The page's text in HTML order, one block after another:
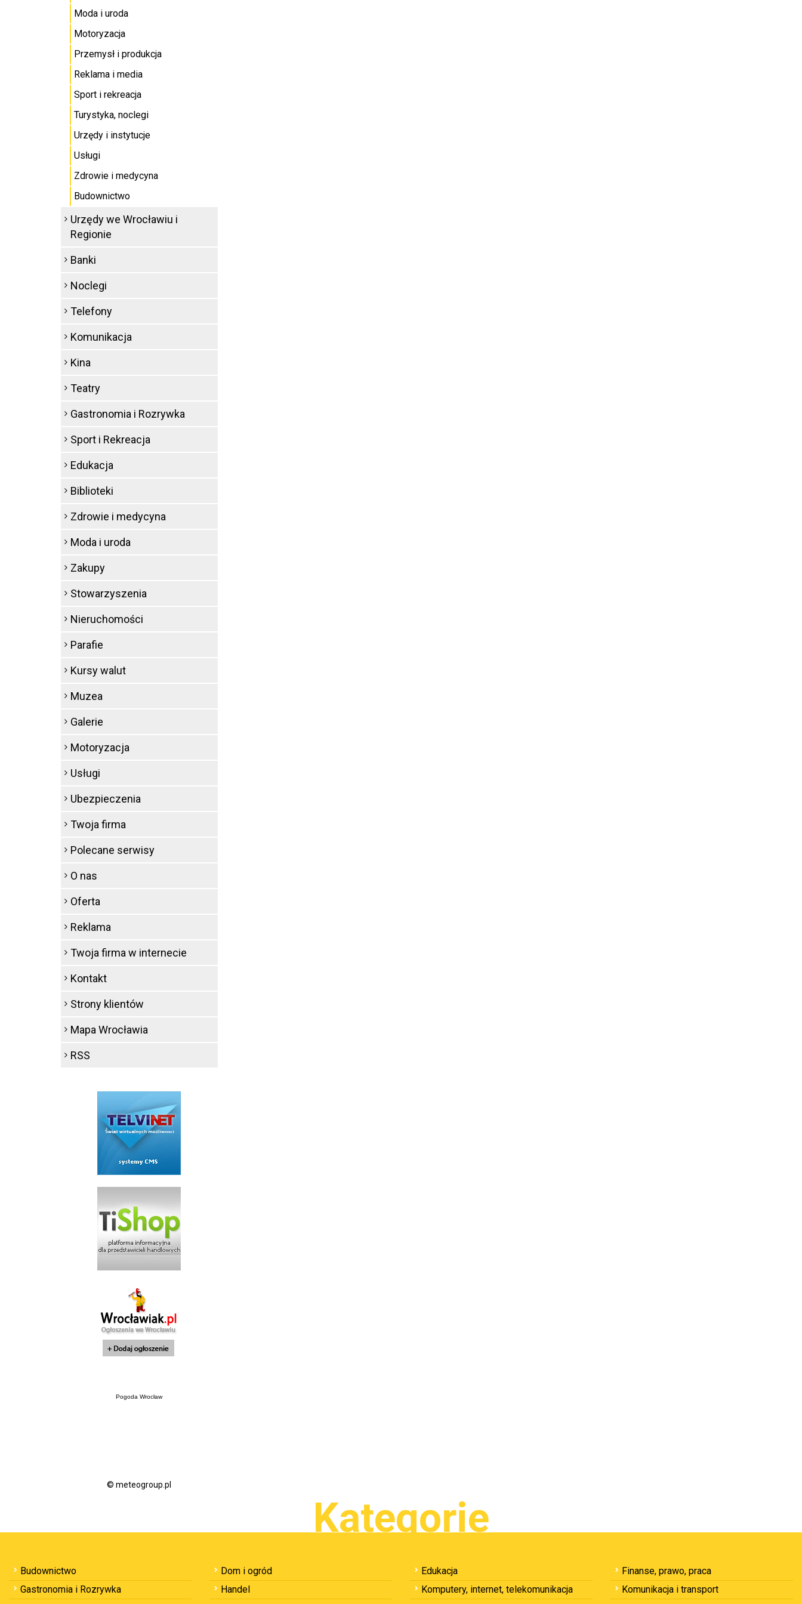
Moda i uroda
Motoryzacja
Przemysł i produkcja
Reklama i media
Sport i rekreacja
Turystyka, noclegi
Urzędy i instytucje
Usługi
Zdrowie i medycyna
Budownictwo
Urzędy we Wrocławiu i
Regionie
Banki
Noclegi
Telefony
Komunikacja
Kina
Teatry
Gastronomia i Rozrywka
Sport i Rekreacja
Edukacja
Biblioteki
Zdrowie i medycyna
Moda i uroda
Zakupy
Stowarzyszenia
Nieruchomości
Parafie
Kursy walut
Muzea
Galerie
Motoryzacja
Usługi
Ubezpieczenia
Twoja firma
Polecane serwisy
O nas
Oferta
Reklama
Twoja firma w internecie
Kontakt
Strony klientów
Mapa Wrocławia
RSS
Pogoda Wrocław
© meteogroup.pl
Kategorie
Budownictwo Dom i ogród Edukacja
Finanse, prawo, praca
Gastronomia i Rozrywka
Handel Komputery, internet, telekomunikacja
Komunikacja i transport